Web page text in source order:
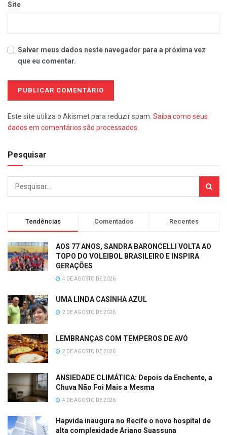
Site
Salvar meus dados neste navegador para a próxima vez
que eu comentar.
Este site utiliza o Akismet para reduzir spam. Saiba como seus
dados em comentários são processados
Pesquisar
Tendências Comentados Recentes
AOS 77 ANOS, SANDRA BARONCELLI VOLTA AO
TOPO DO VOLEIBOL BRASILEIRO E INSPIRA
GERAÇÕES
4 DE AGOSTO DE 2026
UMA LINDA CASINHA AZUL
2 DE AGOSTO DE 2026
LEMBRANÇAS COM TEMPEROS DE AVÓ
2 DE AGOSTO DE 2026
ANSIEDADE CLIMÁTICA: Depois da Enchente, a
Chuva Não Foi Mais a Mesma
4 DE AGOSTO DE 2026
Hapvida inaugura no Recife o novo hospital de
alta complexidade Ariano Suassuna